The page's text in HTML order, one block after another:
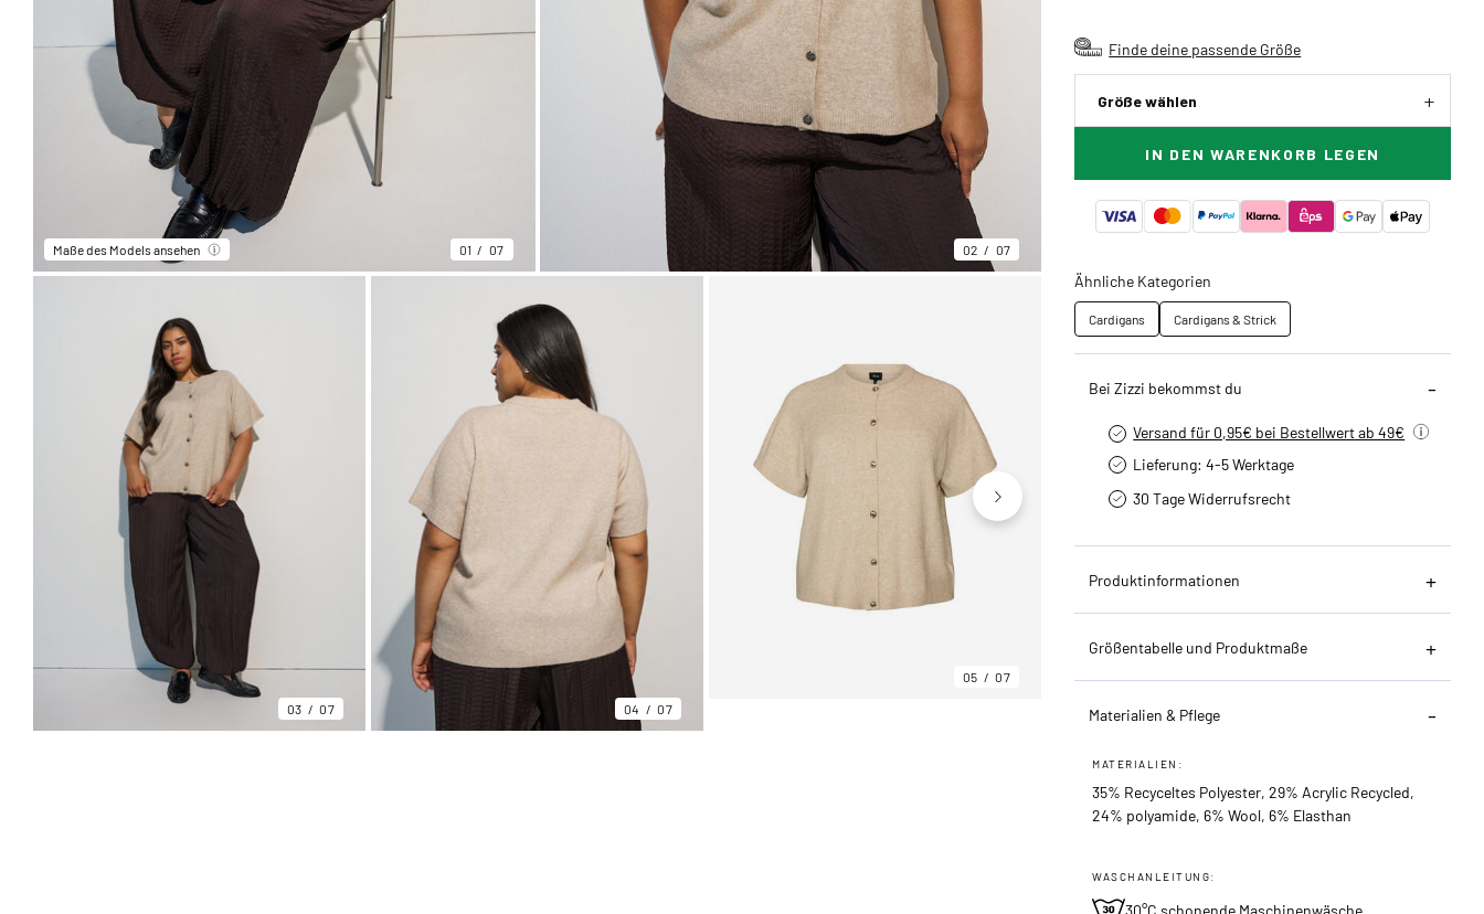
Maße des Models ansehen 01 07 02 07
03 07 04 07
05 07 06 07
Finde deine passende Größe
Größe wählen
IN DEN WARENKORB LEGEN
Ähnliche Kategorien
Cardigans Cardigans & Strick
Bei Zizzi bekommst du
Versand für 0,95€ bei Bestellwert ab 49€
Lieferung: 4-5 Werktage
30 Tage Widerrufsrecht
Produktinformationen
Größentabelle und Produktmaße
Materialien & Pflege
MATERIALIEN:
35% Recyceltes Polyester, 29% Acrylic Recycled,
24% polyamide, 6% Wool, 6% Elasthan
WASCHANLEITUNG:
30°C schonende Maschinenwäsche